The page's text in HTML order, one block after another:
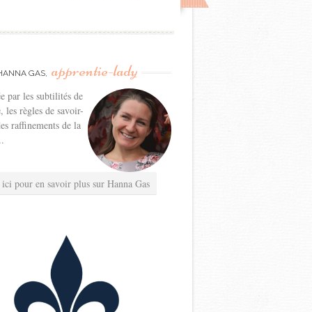
GAS, apprentie-lady
par les subtilités de
les règles de savoir-
raffinements de la
pour en savoir plus sur Hanna Gas